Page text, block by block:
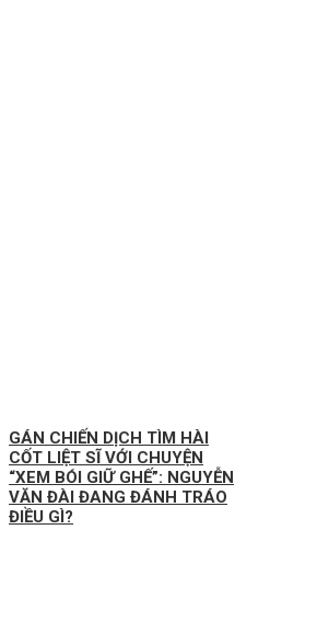
GÁN CHIẾN DỊCH TÌM HÀI
CỐT LIỆT SĨ VỚI CHUYỆN
“XEM BÓI GIỮ GHẾ”: NGUYỄN
VĂN ĐÀI ĐANG ĐÁNH TRÁO
ĐIỀU GÌ?